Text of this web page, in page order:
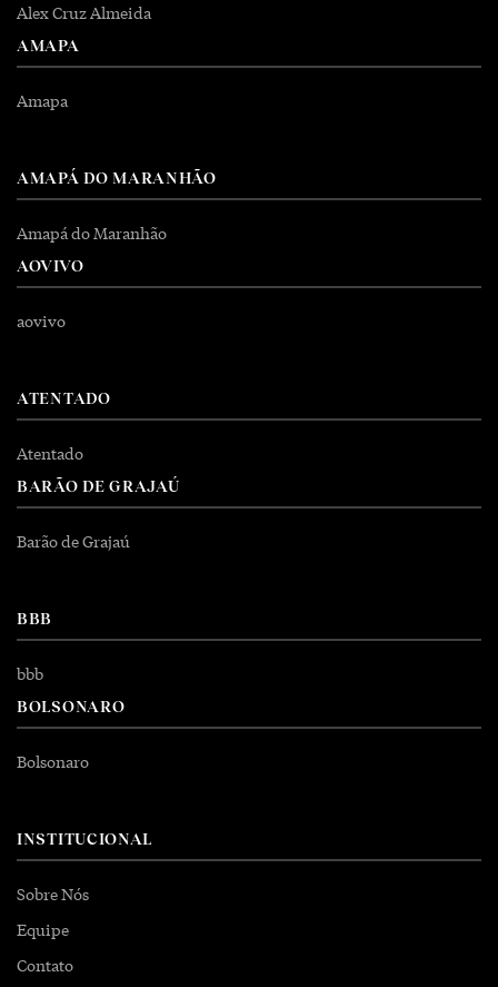
Alex Cruz Almeida
AMAPA
Amapa
AMAPÁ DO MARANHÃO
Amapá do Maranhão
AOVIVO
aovivo
ATENTADO
Atentado
BARÃO DE GRAJAÚ
Barão de Grajaú
BBB
bbb
BOLSONARO
Bolsonaro
INSTITUCIONAL
Sobre Nós
Equipe
Contato